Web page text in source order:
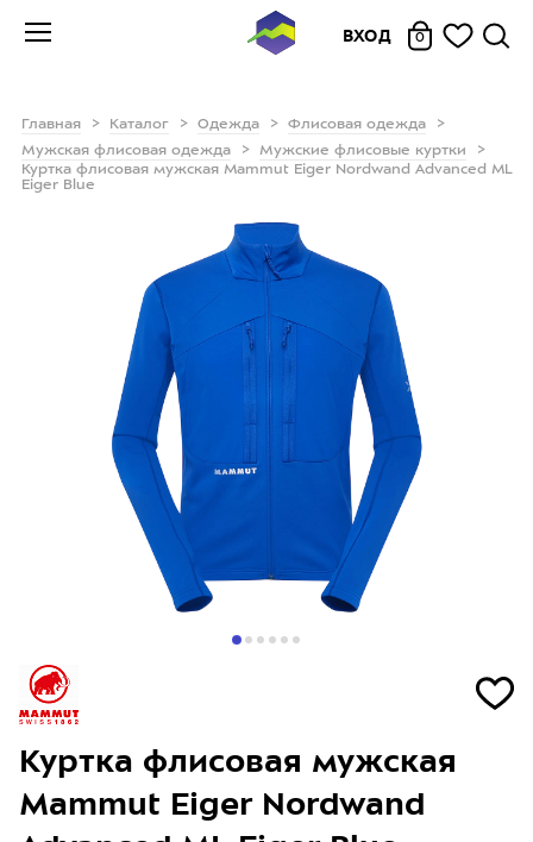
ВХОД 0
Главная Каталог Одежда
Флисовая одежда
Мужская флисовая одежда
Мужские флисовые куртки
Куртка флисовая мужская Mammut Eiger Nordwand Advanced ML
Eiger Blue
Куртка флисовая мужская
Mammut Eiger Nordwand